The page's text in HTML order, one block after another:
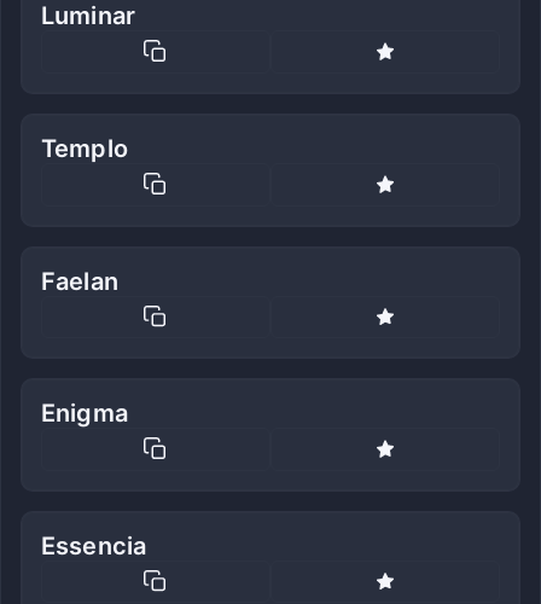
Luminar
Templo
Faelan
Enigma
Essencia